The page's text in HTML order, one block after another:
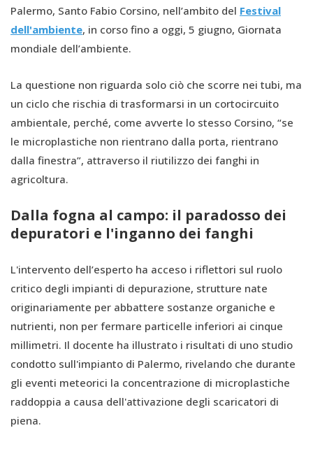
Palermo, Santo Fabio Corsino, nell’ambito del Festival
dell'ambiente, in corso fino a oggi, 5 giugno, Giornata
mondiale dell’ambiente.
La questione non riguarda solo ciò che scorre nei tubi, ma
un ciclo che rischia di trasformarsi in un cortocircuito
ambientale, perché, come avverte lo stesso Corsino, “se
le microplastiche non rientrano dalla porta, rientrano
dalla finestra”, attraverso il riutilizzo dei fanghi in
agricoltura.
Dalla fogna al campo: il paradosso dei
depuratori e l'inganno dei fanghi
L'intervento dell’esperto ha acceso i riflettori sul ruolo
critico degli impianti di depurazione, strutture nate
originariamente per abbattere sostanze organiche e
nutrienti, non per fermare particelle inferiori ai cinque
millimetri. Il docente ha illustrato i risultati di uno studio
condotto sull'impianto di Palermo, rivelando che durante
gli eventi meteorici la concentrazione di microplastiche
raddoppia a causa dell'attivazione degli scaricatori di
piena.